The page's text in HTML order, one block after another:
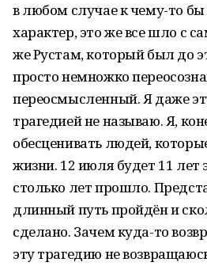
в любом случае к чему-то
характер, это же все шло с
же Рустам, который был до
просто немножко
переосмысленный. Я даже
трагедией не называю. Я,
обесценивать людей,
жизни. 12 июля будет 11 лет
столько лет прошло.
длинный путь пройдён и
сделано. Зачем куда-то
эту трагедию не